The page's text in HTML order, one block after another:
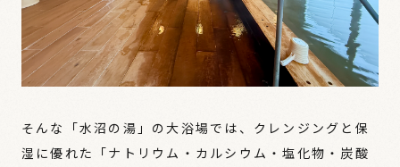
そんな「水沼の湯」の大浴場では、クレンジングと保
湿に優れた「ナトリウム・カルシウム・塩化物・炭酸